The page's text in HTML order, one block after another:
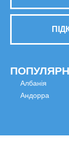
Албанія
Андорра
МИ В